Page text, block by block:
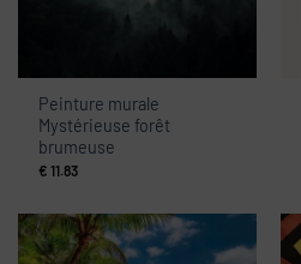
Peinture murale
Mystérieuse forêt
brumeuse
€ 11.83